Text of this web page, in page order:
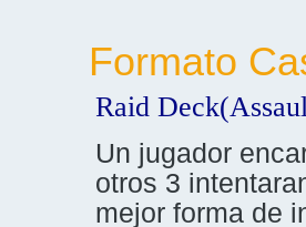
Formato
Raid
Un jugador
otros 3
mejor forma de